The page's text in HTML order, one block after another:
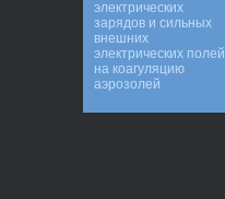
электрических
зарядов и сильных
внешних
электрических полей
на коагуляцию
аэрозолей